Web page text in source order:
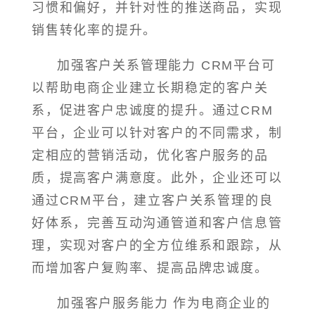
习惯和偏好，并针对性的推送商品，实现
销售转化率的提升。
加强客户关系管理能力 CRM平台可
以帮助电商企业建立长期稳定的客户关
系，促进客户忠诚度的提升。通过CRM
平台，企业可以针对客户的不同需求，制
定相应的营销活动，优化客户服务的品
质，提高客户满意度。此外，企业还可以
通过CRM平台，建立客户关系管理的良
好体系，完善互动沟通管道和客户信息管
理，实现对客户的全方位维系和跟踪，从
而增加客户复购率、提高品牌忠诚度。
加强客户服务能力 作为电商企业的